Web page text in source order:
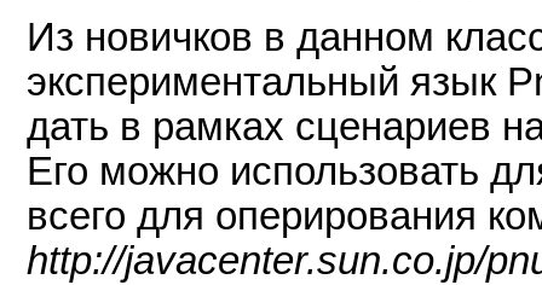
Из новичков в данном
экспериментальный язык
дать в рамках сценариев
Его можно использовать
всего для оперирования
http://javacenter.sun.co.jp/